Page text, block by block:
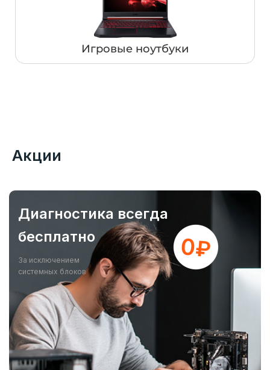
Игровые ноутбуки
Акции
Диагностика всегда
бесплатно
За исключением
системных блоков